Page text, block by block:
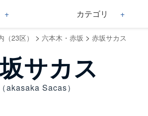
カテゴリ
（23区） > 六本木・赤坂 > 赤坂サカス
サカス
（akasaka Sacas）